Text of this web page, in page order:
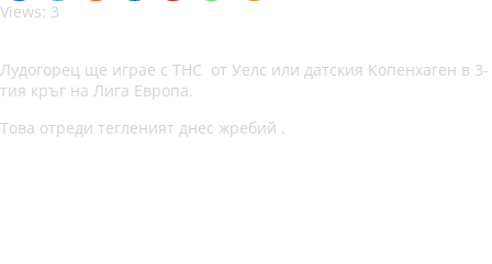
Views: 3
Лудогорец ще играе с ТНС от Уелс или датския Копенхаген в 3-
тия кръг на Лига Европа.
Това отреди тегленият днес жребий .